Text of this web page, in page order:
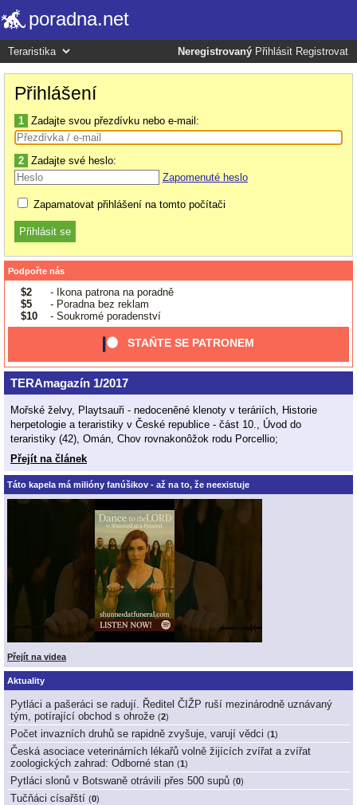
poradna.net
Neregistrovaný Přihlásit Registrovat
Přihlášení
1 Zadajte svou přezdívku nebo e-mail:
2 Zadajte své heslo:
Zapomenuté heslo
Zapamatovat přihlášení na tomto počítači
Podpořte nás
$2
- Ikona patrona na poradně
$5
- Poradna bez reklam
$10
- Soukromé poradenství
STAŇTE SE PATRONEM
TERAmagazín 1/2017
Mořské želvy, Playtsauři - nedoceněné klenoty v teráriích, Historie
herpetologie a teraristiky v České republice - část 10., Úvod do
teraristiky (42), Omán, Chov rovnakonôžok rodu Porcellio;
Přejít na článek
Táto kapela má milióny fanúšikov - až na to, že neexistuje
Přejít na videa
Aktuality
Pytláci a pašeráci se radují. Ředitel ČIŽP ruší mezinárodně uznávaný
tým, potírající obchod s ohrože (2)
Počet invazních druhů se rapidně zvyšuje, varují vědci (1)
Česká asociace veterinárních lékařů volně žijících zvířat a zvířat
zoologických zahrad: Odborné stan (1)
Pytláci slonů v Botswaně otrávili přes 500 supů (0)
Tučňáci císařští (0)